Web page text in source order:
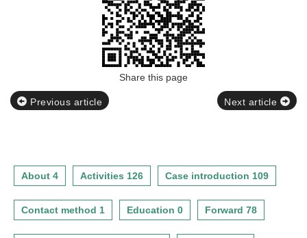
Share this page
Previous article Next article
About 4 Activities 126 Case introduction 109
Contact method 1 Education 0 Forward 78